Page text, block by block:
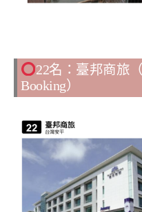
22名：臺邦商旅（
Booking）